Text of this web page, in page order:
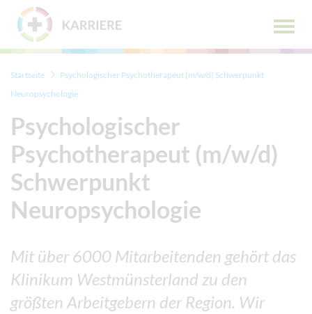
Zum Menü
Zum Inhalt
öffnen
Startseite
Psychologischer Psychotherapeut (m/w/d) Schwerpunkt
Neuropsychologie
Psychologischer
Psychotherapeut (m/w/d)
Schwerpunkt
Neuropsychologie
Mit über 6000 Mitarbeitenden gehört das
Klinikum Westmünsterland zu den
größten Arbeitgebern der Region. Wir